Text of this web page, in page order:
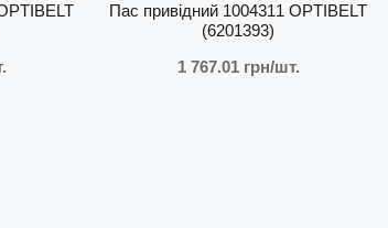
Пас привідний 1004311 OPTIBELT
(6201393)
1 767.01 грн/шт.